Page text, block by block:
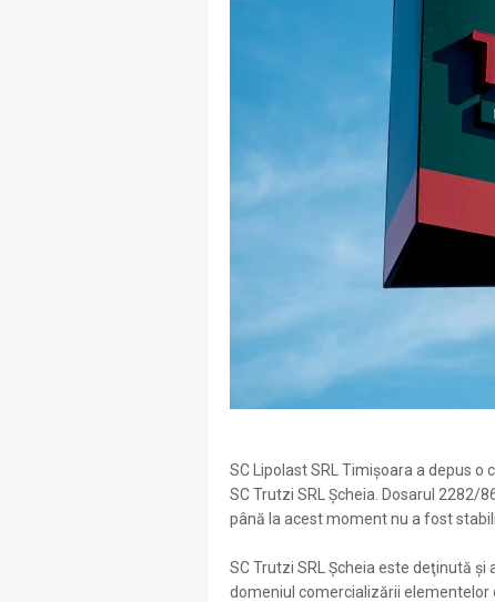
SC Lipolast SRL Timișoara a depus
SC Trutzi SRL Șcheia. Dosarul
până la acest moment nu a fost
SC Trutzi SRL Șcheia este deţinută
domeniul comercializării